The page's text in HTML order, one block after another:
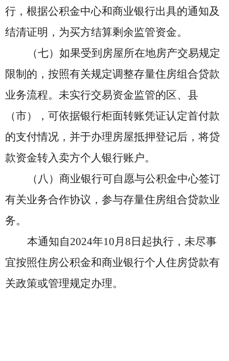
行，根据公积金中心和商业银行出具的通知及
结清证明，为买方结算剩余监管资金。
（七） 如果受到 房屋所在地房产交易规定
限制 的 ，按照有关规定调整存量住房组合贷款
业务流程。未实行交易资金监管的区、 县
（市），可依据银行柜面转账凭证认定首付款
的支付情况，并于办理房屋抵押登记后，将贷
款资金转入卖方个人银行账户。
（八）商业银行可自愿与公积金中心签订
有关业务合作协议，参与存量住房组合贷款业
务。
本通知自2024年10月 8 日起执行，未尽事
宜按照住房公积金和商业银行个人住房贷款有
关政策或管理规定办理。